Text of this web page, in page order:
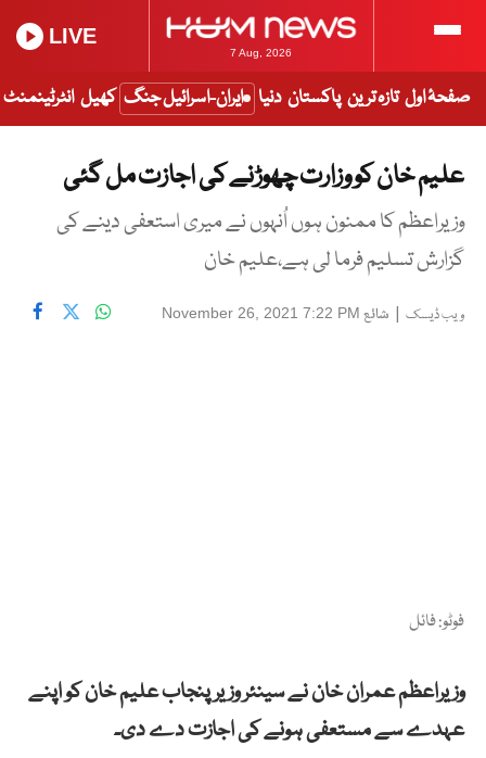
7 Aug, 2026
LIVE
صفحۂ اول تازہ ترین پاکستان دنیا ایران-اسرائیل جنگ کھیل انٹرٹینمنٹ
علیم خان کو وزارت چھوڑنے کی اجازت مل گئی
وزیراعظم کا ممنون ہوں اُنہوں نے میری استعفی دینے کی
گزارش تسلیم فرما لی ہے،علیم خان
ویب ڈیسک | شائع November 26, 2021 7:22 PM
فوٹو: فائل
وزیراعظم عمران خان نے سینئر وزیر پنجاب علیم خان کو اپنے
عہدے سے مستعفی ہونے کی اجازت دے دی۔